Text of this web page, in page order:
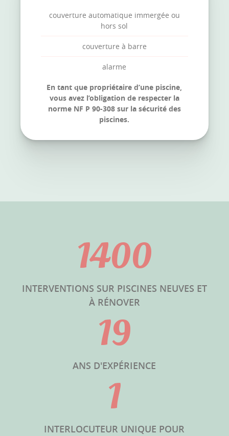
couverture automatique immergée ou
hors sol
couverture à barre
alarme
En tant que propriétaire d’une piscine,
vous avez l’obligation de respecter la
norme NF P 90-308 sur la sécurité des
piscines.
1400
INTERVENTIONS SUR PISCINES NEUVES ET
À RÉNOVER
19
ANS D'EXPÉRIENCE
1
INTERLOCUTEUR UNIQUE POUR